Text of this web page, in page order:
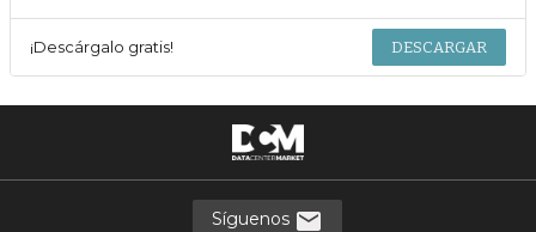
¡Descárgalo gratis! DESCARGAR
Síguenos